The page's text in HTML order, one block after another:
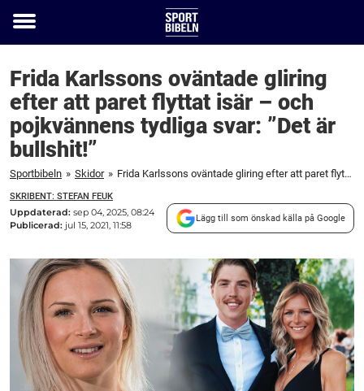
Toggle
Frida Karlssons oväntade gliring
efter att paret flyttat isär – och
pojkvännens tydliga svar: ”Det är
bullshit!”
Sportbibeln » Skidor » Frida Karlssons oväntade gliring efter att paret flyttat isär – och pojkvännens tydliga svar: "Det är bullshit!"
SKRIBENT: STEFAN FEUK
Uppdaterad: sep 04, 2025, 08:24
Publicerad: jul 15, 2021, 11:58
Lägg till som önskad källa på Google